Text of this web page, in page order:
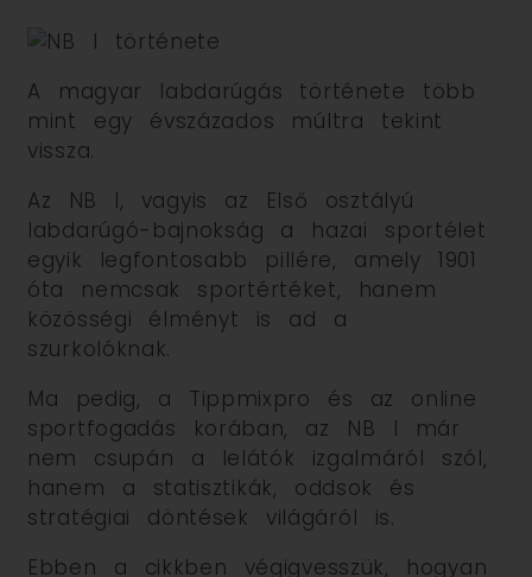
A magyar labdarúgás története több
mint egy évszázados múltra tekint
vissza.
Az NB I, vagyis az Első osztályú
labdarúgó-bajnokság a hazai sportélet
egyik legfontosabb pillére, amely 1901
óta nemcsak sportértéket, hanem
közösségi élményt is ad a
szurkolóknak.
Ma pedig, a Tippmixpro és az online
sportfogadás korában, az NB I már
nem csupán a lelátók izgalmáról szól,
hanem a statisztikák, oddsok és
stratégiai döntések világáról is.
Ebben a cikkben végigvesszük, hogyan